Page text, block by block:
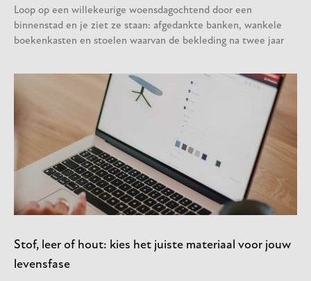
Loop op een willekeurige woensdagochtend door een
binnenstad en je ziet ze staan: afgedankte banken, wankele
boekenkasten en stoelen waarvan de bekleding na twee jaar
Stof, leer of hout: kies het juiste materiaal voor jouw
levensfase